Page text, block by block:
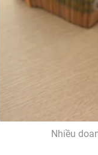
Nhiều